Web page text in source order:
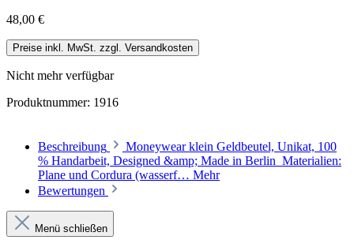
48,00 €
Preise inkl. MwSt. zzgl. Versandkosten
Nicht mehr verfügbar
Produktnummer: 1916
Beschreibung
Moneywear klein Geldbeutel, Unikat, 100
% Handarbeit, Designed &amp; Made in Berlin Materialien:
Plane und Cordura (wasserf… Mehr
Bewertungen
Menü schließen